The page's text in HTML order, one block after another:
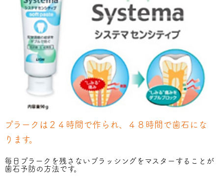
プラークは２４時間で作られ、４８時間で歯石にな
ります。
毎日プラークを残さないブラッシングをマスターすることが
歯石予防の方法です。